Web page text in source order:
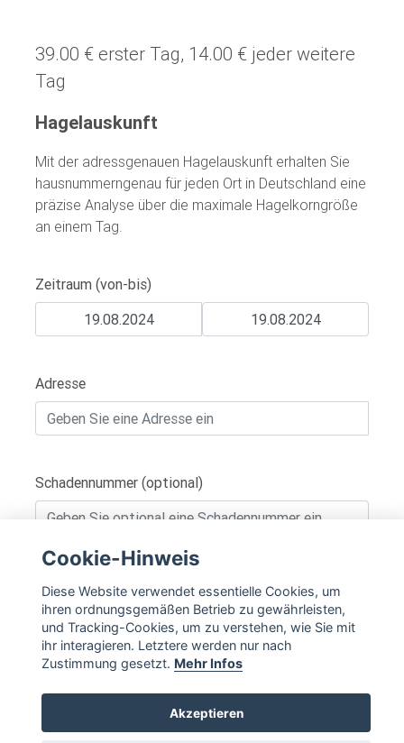
39.00 € erster Tag, 14.00 € jeder weitere
Tag
Hagelauskunft
Mit der adressgenauen Hagelauskunft erhalten Sie
hausnummerngenau für jeden Ort in Deutschland eine
präzise Analyse über die maximale Hagelkorngröße
an einem Tag.
Zeitraum (von-bis)
Adresse
Schadennummer (optional)
IN DEN WARENKORB
Cookie-Hinweis
Diese Website verwendet essentielle Cookies, um
ihren ordnungsgemäßen Betrieb zu gewährleisten,
und Tracking-Cookies, um zu verstehen, wie Sie mit
ihr interagieren. Letztere werden nur nach
Zustimmung gesetzt. Mehr Infos
Akzeptieren